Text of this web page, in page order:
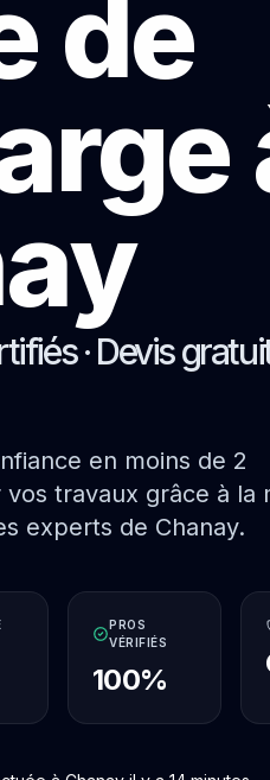
de
· Devis
en moins de 2
travaux grâce à la
experts de Chanay.
PROS
VÉRIFIÉS
100%